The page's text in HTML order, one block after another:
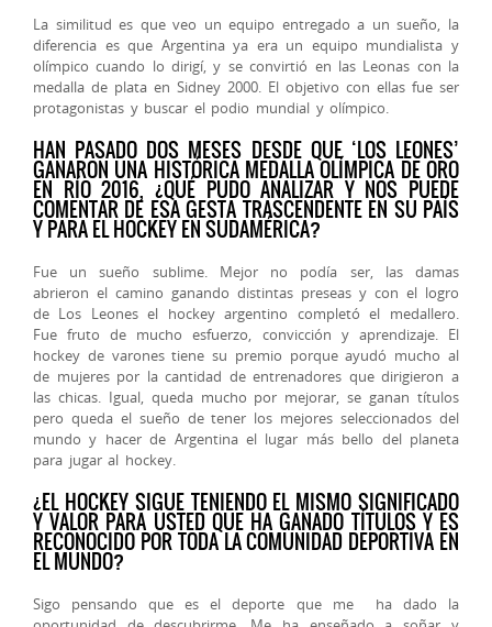
La similitud es que veo un equipo entregado a un sueño, la
diferencia es que Argentina ya era un equipo mundialista y
olímpico cuando lo dirigí, y se convirtió en las Leonas con la
medalla de plata en Sidney 2000. El objetivo con ellas fue ser
protagonistas y buscar el podio mundial y olímpico.
HAN PASADO DOS MESES DESDE QUE ‘LOS LEONES’
GANARON UNA HISTÓRICA MEDALLA OLÍMPICA DE ORO
EN RÍO 2016, ¿QUÉ PUDO ANALIZAR Y NOS PUEDE
COMENTAR DE ESA GESTA TRASCENDENTE EN SU PAÍS
Y PARA EL HOCKEY EN SUDAMÉRICA?
Fue un sueño sublime. Mejor no podía ser, las damas
abrieron el camino ganando distintas preseas y con el logro
de Los Leones el hockey argentino completó el medallero.
Fue fruto de mucho esfuerzo, convicción y aprendizaje. El
hockey de varones tiene su premio porque ayudó mucho al
de mujeres por la cantidad de entrenadores que dirigieron a
las chicas. Igual, queda mucho por mejorar, se ganan títulos
pero queda el sueño de tener los mejores seleccionados del
mundo y hacer de Argentina el lugar más bello del planeta
para jugar al hockey.
¿EL HOCKEY SIGUE TENIENDO EL MISMO SIGNIFICADO
Y VALOR PARA USTED QUE HA GANADO TÍTULOS Y ES
RECONOCIDO POR TODA LA COMUNIDAD DEPORTIVA EN
EL MUNDO?
Sigo pensando que es el deporte que me ha dado la